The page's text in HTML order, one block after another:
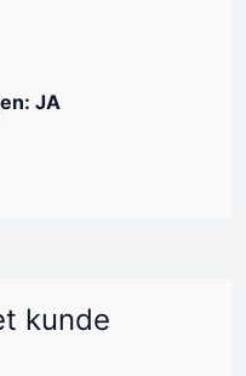
JA
kunde